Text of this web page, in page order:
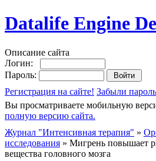
Datalife Engine
Описание сайта
Логин:
Пароль:
Регистрация на сайте! Забыли
Вы просматриваете мобильную
полную версию сайта.
Журнал "Интенсивная терапия" »
исследования » Мигрень повышает
вещества головного мозга